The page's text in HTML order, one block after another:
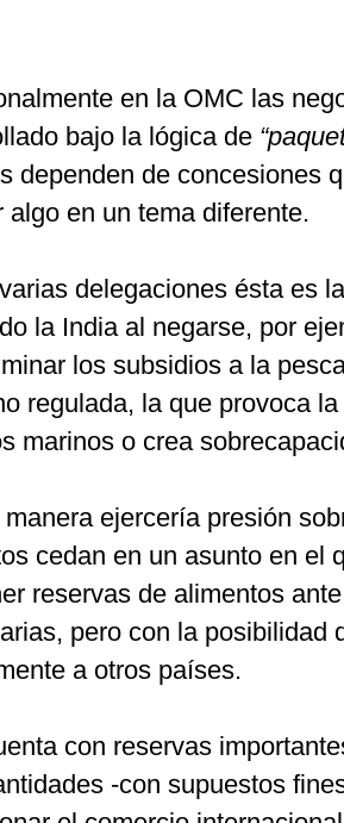
en la OMC las
bajo la lógica de
dependen de concesiones
algo en un tema diferente.
delegaciones ésta es
la India al negarse, por
los subsidios a la
regulada, la que provoca
marinos o crea
ejercería presión
cedan en un asunto en el
reservas de alimentos
pero con la posibilidad
a otros países.
con reservas
-con supuestos